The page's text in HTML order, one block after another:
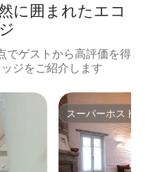
に囲まれたエコ
でゲストから高評価を得
ジをご紹介します
スーパーホスト
スーパーホスト